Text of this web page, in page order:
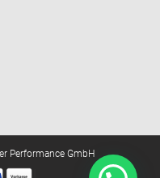
Performance GmbH